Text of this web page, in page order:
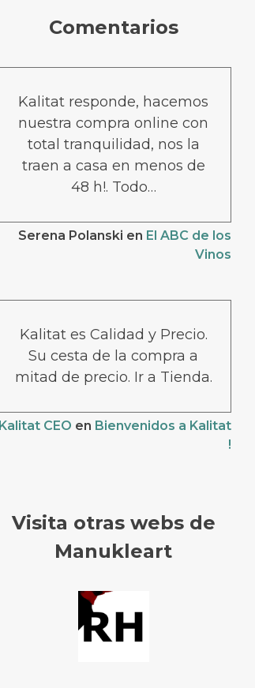
Comentarios
Kalitat responde, hacemos
nuestra compra online con
total tranquilidad, nos la
traen a casa en menos de
48 h!. Todo…
Serena Polanski en El ABC de los
Vinos
Kalitat es Calidad y Precio.
Su cesta de la compra a
mitad de precio. Ir a Tienda.
Kalitat CEO en Bienvenidos a Kalitat
!
Visita otras webs de
Manukleart